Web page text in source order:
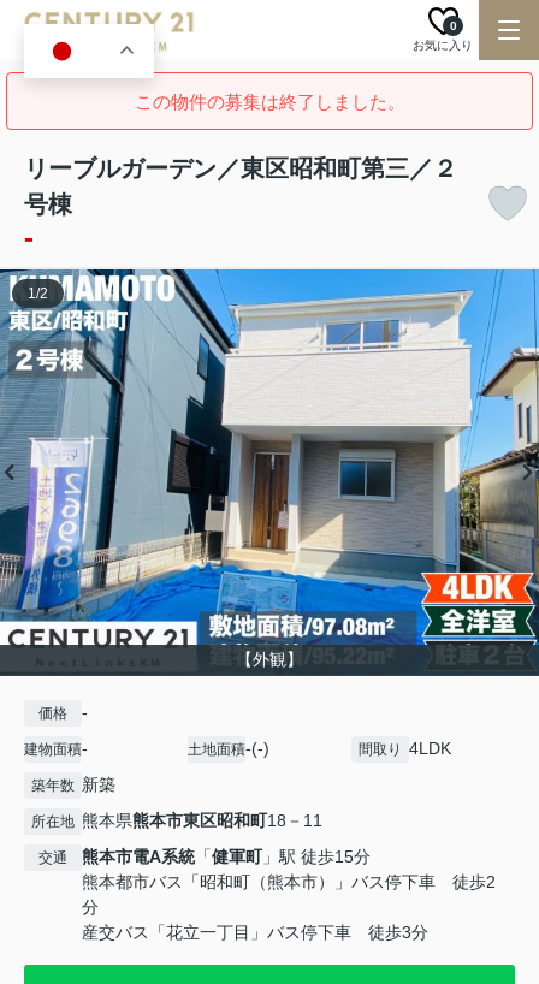
お気に入り
0
この物件の募集は終了しました。
リーブルガーデン／東区昭和町第三／２
号棟
-
【外観】
1/2
価格 -
建物面積- 土地面積-(-) 間取り 4LDK
築年数 新築
所在地 熊本県熊本市東区昭和町18－11
交通 熊本市電A系統「健軍町」駅 徒歩15分
熊本都市バス「昭和町（熊本市）」バス停下車 徒歩2
分
産交バス「花立一丁目」バス停下車 徒歩3分